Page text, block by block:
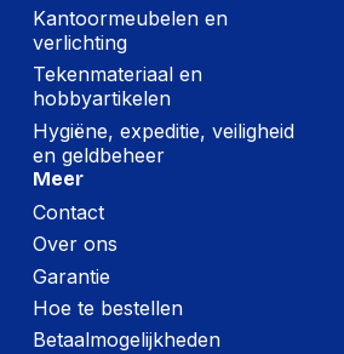
Kantoormeubelen en
verlichting
Tekenmateriaal en
hobbyartikelen
Hygiëne, expeditie, veiligheid
en geldbeheer
Meer
Contact
Over ons
Garantie
Hoe te bestellen
Betaalmogelijkheden